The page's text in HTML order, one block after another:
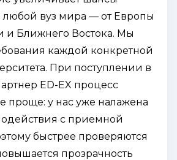
любой вуз мира — от Европы
Ближнего Востока. Мы
каждой конкретной
При поступлении в
ED-EX процесс
проще: у нас уже налажена
с приемной
быстрее проверяются
прозрачность